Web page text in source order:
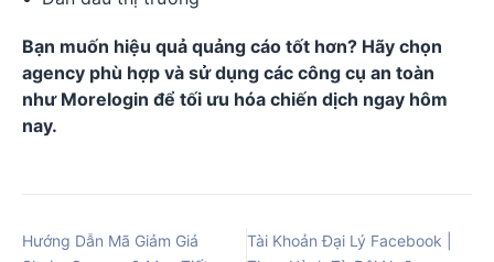
Bạn muốn hiệu quả quảng cáo tốt hơn? Hãy chọn
agency phù hợp và sử dụng các công cụ an toàn
như Morelogin để tối ưu hóa chiến dịch ngay hôm
nay.
Hướng Dẫn Mã Giảm Giá
Tài Khoản Đại Lý Facebook |